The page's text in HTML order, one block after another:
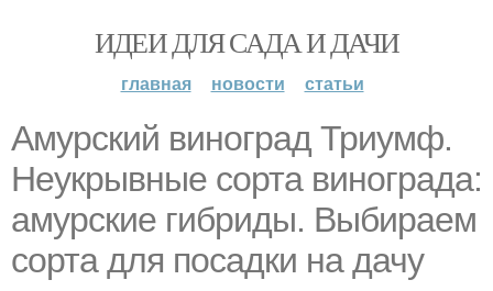
ИДЕИ ДЛЯ САДА И ДАЧИ
главная новости статьи
Амурский виноград Триумф.
Неукрывные сорта винограда:
амурские гибриды. Выбираем
сорта для посадки на дачу